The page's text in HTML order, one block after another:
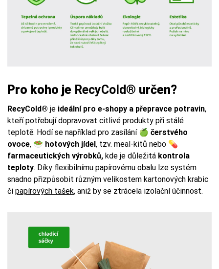
Pro koho je RecyCold® určen?
RecyCold® je ideální pro e-shopy a přepravce potravin,
kteří potřebují dopravovat citlivé produkty při stálé
teplotě. Hodí se například pro zasílání 🍏 čerstvého
ovoce, 🥗 hotových jídel , tzv. meal-kitů nebo 💊
farmaceutických výrobků, kde je důležitá kontrola
teploty. Díky flexibilnímu papírovému obalu lze systém
snadno přizpůsobit různým velikostem kartonových krabic
či papírových tašek, aniž by se ztrácela izolační účinnost.